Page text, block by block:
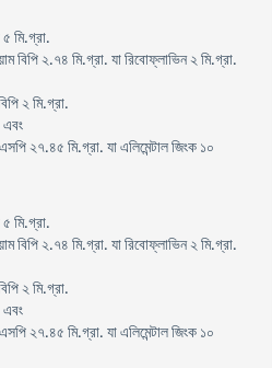
মি.গ্রা.
বিপি ২.৭৪ মি.গ্রা. যা রিবোফ্লাভিন ২ মি.গ্রা.
২ মি.গ্রা.
এবং
২৭.৪৫ মি.গ্রা. যা এলিমেন্টাল জিংক ১০
মি.গ্রা.
বিপি ২.৭৪ মি.গ্রা. যা রিবোফ্লাভিন ২ মি.গ্রা.
২ মি.গ্রা.
এবং
২৭.৪৫ মি.গ্রা. যা এলিমেন্টাল জিংক ১০